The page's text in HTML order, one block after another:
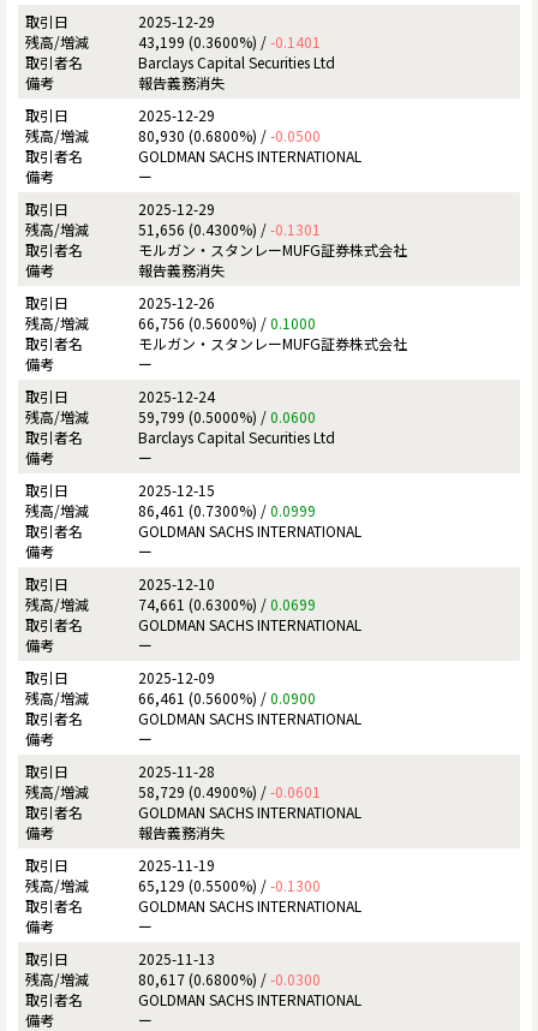
2025-12-29
43,199 (0.3600%) /-0.1401
Barclays Capital Securities Ltd
報告義務消失
2025-12-29
80,930 (0.6800%) /-0.0500
GOLDMAN SACHS INTERNATIONAL
ー
2025-12-29
51,656 (0.4300%) /-0.1301
モルガン・スタンレーMUFG証券株式会社
報告義務消失
2025-12-26
66,756 (0.5600%) /0.1000
モルガン・スタンレーMUFG証券株式会社
ー
2025-12-24
59,799 (0.5000%) /0.0600
Barclays Capital Securities Ltd
ー
2025-12-15
86,461 (0.7300%) /0.0999
GOLDMAN SACHS INTERNATIONAL
ー
2025-12-10
74,661 (0.6300%) /0.0699
GOLDMAN SACHS INTERNATIONAL
ー
2025-12-09
66,461 (0.5600%) /0.0900
GOLDMAN SACHS INTERNATIONAL
ー
2025-11-28
58,729 (0.4900%) /-0.0601
GOLDMAN SACHS INTERNATIONAL
報告義務消失
2025-11-19
65,129 (0.5500%) /-0.1300
GOLDMAN SACHS INTERNATIONAL
ー
2025-11-13
80,617 (0.6800%) /-0.0300
GOLDMAN SACHS INTERNATIONAL
ー